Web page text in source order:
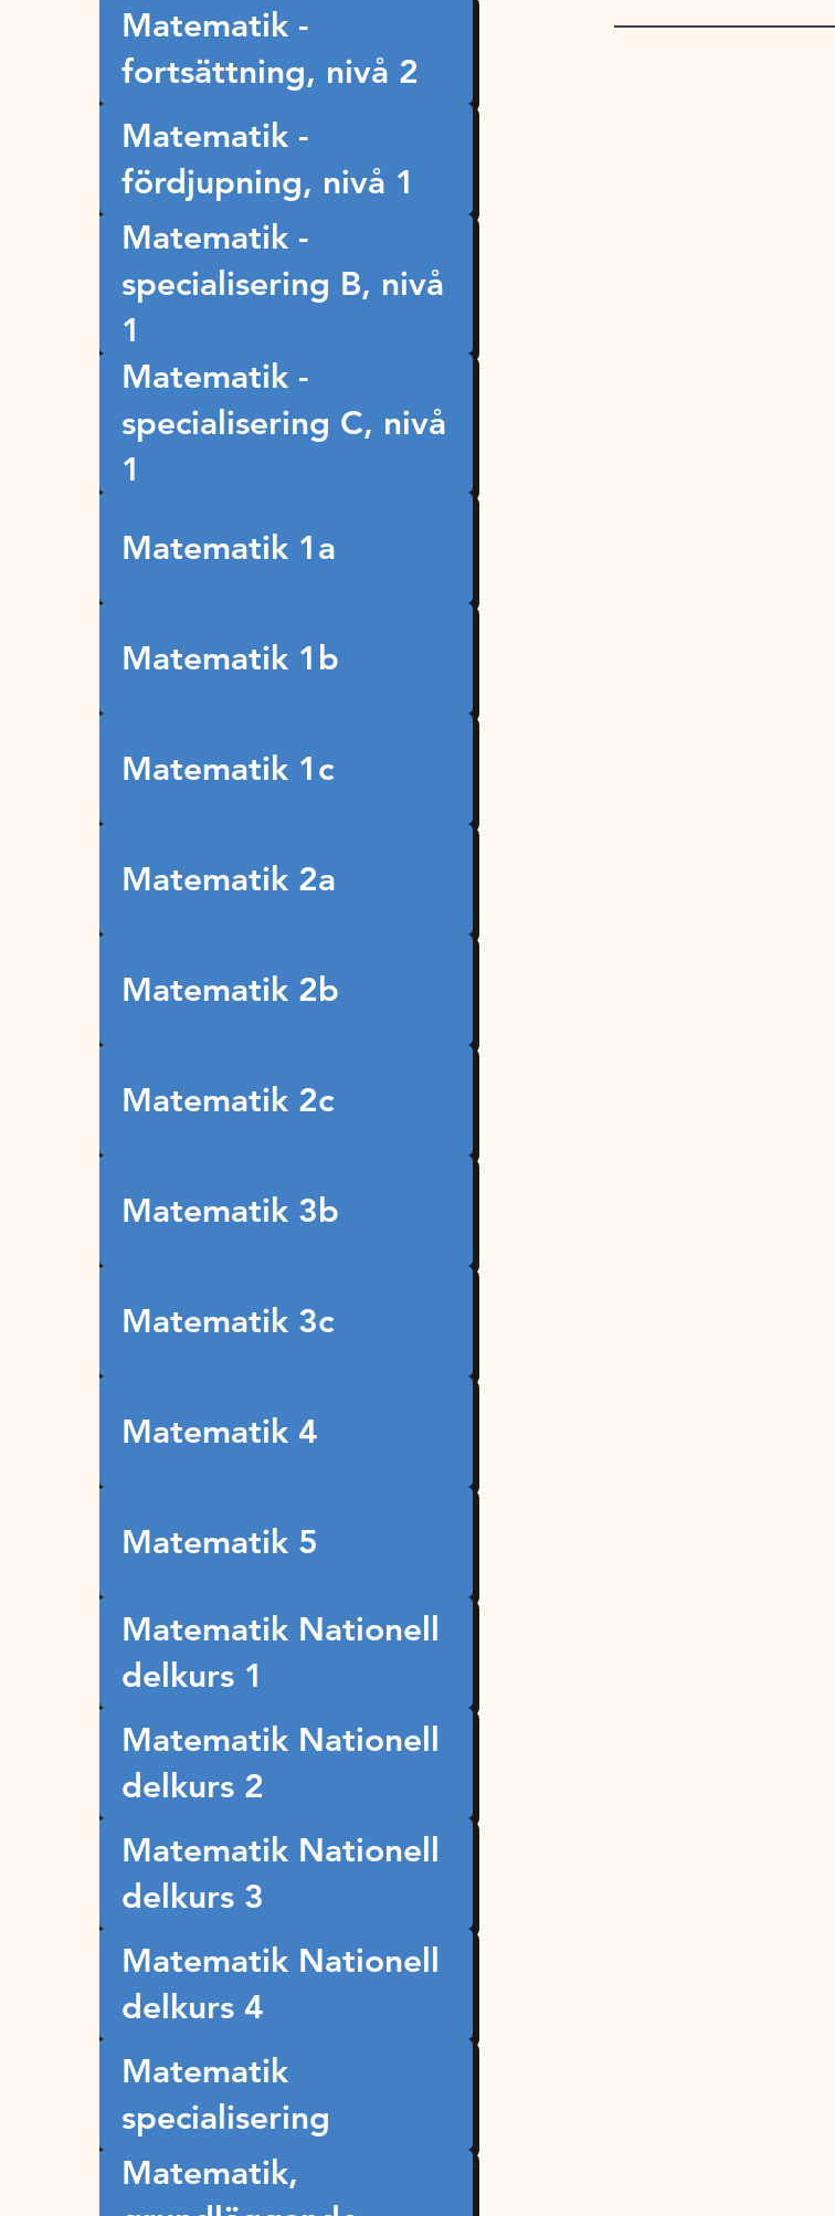
Matematik -
fortsättning, nivå 2
Matematik -
fördjupning, nivå 1
Matematik -
specialisering B, nivå
1
Matematik -
specialisering C, nivå
1
Matematik 1a
Matematik 1b
Matematik 1c
Matematik 2a
Matematik 2b
Matematik 2c
Matematik 3b
Matematik 3c
Matematik 4
Matematik 5
Matematik Nationell
delkurs 1
Matematik Nationell
delkurs 2
Matematik Nationell
delkurs 3
Matematik Nationell
delkurs 4
Matematik
specialisering
Matematik,